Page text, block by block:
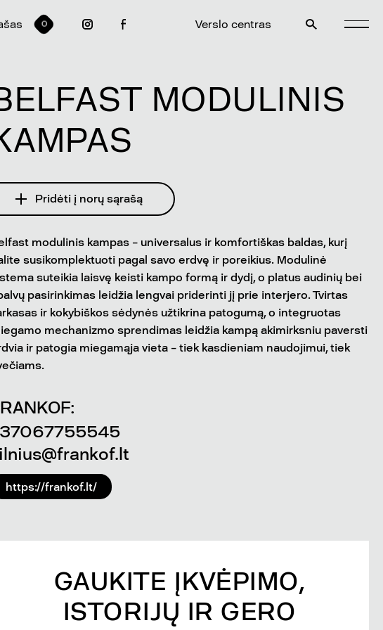
0 Verslo centras
MODULINIS
Pridėti į norų sąrašą
modulinis kampas – universalus ir komfortiškas baldas, kurį
susikomplektuoti pagal savo erdvę ir poreikius. Modulinė
suteikia laisvę keisti kampo formą ir dydį, o platus audinių bei
pasirinkimas leidžia lengvai priderinti jį prie interjero. Tvirtas
ir kokybiškos sėdynės užtikrina patogumą, o integruotas
mechanizmo sprendimas leidžia kampą akimirksniu paversti
ir patogia miegamąja vieta – tiek kasdieniam naudojimui, tiek
https://frankof.lt/
GAUKITE ĮKVĖPIMO,
ISTORIJŲ IR GERO